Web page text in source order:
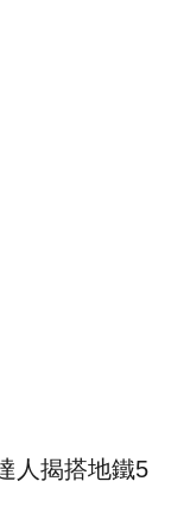
人揭搭地鐵5